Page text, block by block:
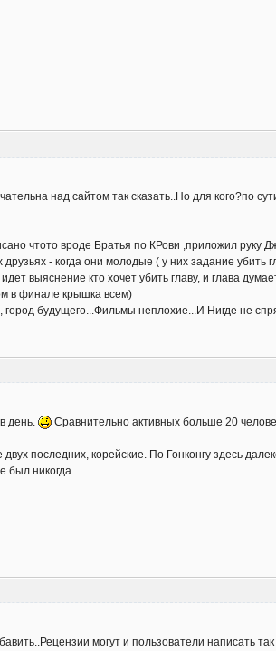
над сайтом так сказать..Но для кого?по
чтото вроде Братья по КРови ,приложил руку
- когда они молодые ( у них задание убить
выяснение кто хочет убить главу, и глава
в финале крышка всем)
будущего...Фильмы неплохие...И Нигде не
день.
Сравнительно активных больше 20
последних, корейские. По Гонконгу здесь
был никогда.
могут и пользователи написать так